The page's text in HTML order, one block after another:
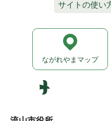
サイトの使い
ながれやまマップ